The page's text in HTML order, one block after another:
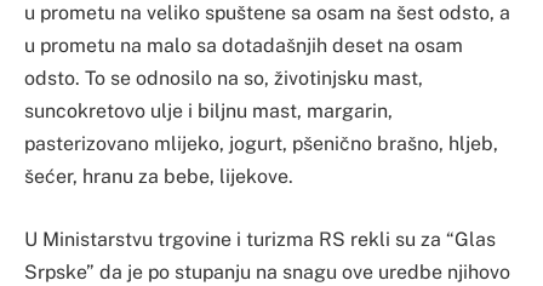
u prometu na veliko spuštene sa osam na šest odsto, a
u prometu na malo sa dotadašnjih deset na osam
odsto. To se odnosilo na so, životinjsku mast,
suncokretovo ulje i biljnu mast, margarin,
pasterizovano mlijeko, jogurt, pšenično brašno, hljeb,
šećer, hranu za bebe, lijekove.
U Ministarstvu trgovine i turizma RS rekli su za “Glas
Srpske” da je po stupanju na snagu ove uredbe njihovo